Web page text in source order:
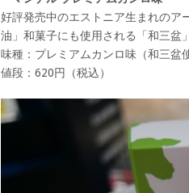
好評発売中のエストニア生まれのア
油」和菓子にも使用される「和三盆
味種：プレミアムカンロ味（和三盆
値段：620円（税込）